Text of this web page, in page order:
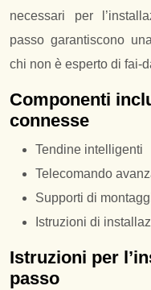
necessari per
passo garantiscono
chi non è esperto di fai-
Componenti
connesse
Tendine intelligenti
Telecomando
Supporti di
Istruzioni di
Istruzioni per
passo